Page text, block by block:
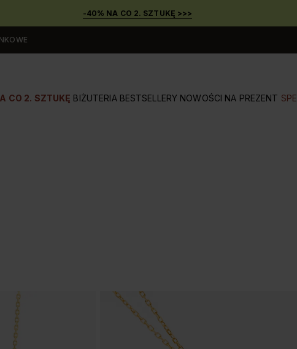
-40% NA CO 2. SZTUKĘ >>>
CO 2. SZTUKĘ BIŻUTERIA BESTSELLERY NOWOŚCI NA PREZENT